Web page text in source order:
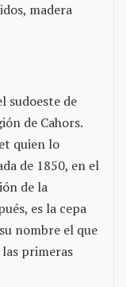
madera
sudoeste de
de Cahors.
quien lo
de 1850, en el
de la
es la cepa
nombre el que
primeras